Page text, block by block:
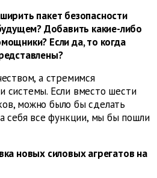
пакет безопасности
Добавить какие-либо
Если да, то когда
а стремимся
системы. Если вместо шести
можно было бы сделать
себя все функции, мы бы пошли
новых силовых агрегатов на